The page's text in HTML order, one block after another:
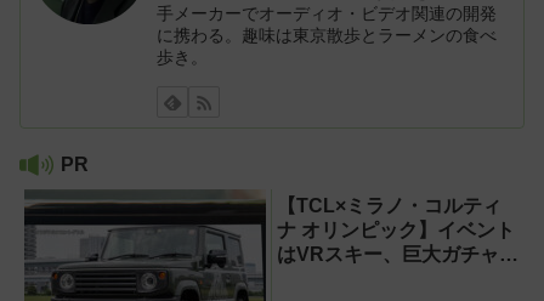
手メーカーでオーディオ・ビデオ関連の開発
に携わる。趣味は東京散歩とラーメンの食べ
歩き。
PR
【TCL×ミラノ・コルティ
ナ オリンピック】イベント
はVRスキー、巨大ガチャな